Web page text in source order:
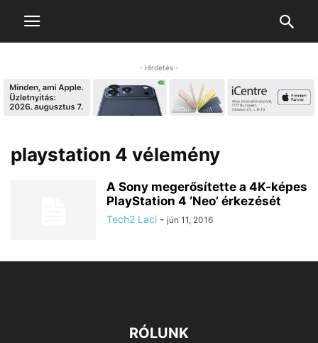
- Hirdetés -
playstation 4 vélemény
A Sony megerősítette a 4K-képes
PlayStation 4 ‘Neo’ érkezését
Tech2 Laci - jún 11, 2016
RÓLUNK